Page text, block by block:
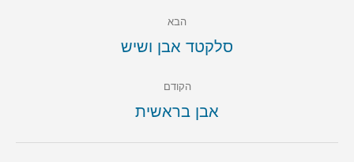
הקודם
הקודם
אבן בראשית
הבא
הבא
סלקטד אבן ושיש